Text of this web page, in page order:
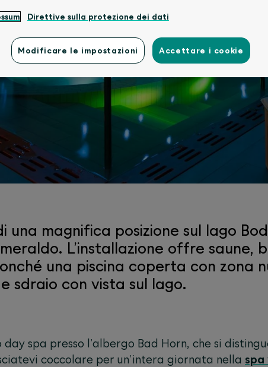
una magnifica posizione sul lago
L’installazione offre saune,
una piscina coperta con zona
sdraio con vista sul lago.
spa presso l’albergo Bad Horn, che si
coccolare per un’intera giornata nella spa
Direttive sulla protezione dei dati
Modificare le impostazioni Accettare i cookie